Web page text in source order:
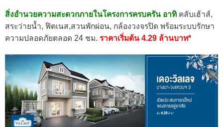
สิ่งอำนวยความสะดวกภายในโครงการครบครัน อาทิ คลับเฮ้าส์,
สระว่ายน้ำ, ฟิตเนส,สวนพักผ่อน, กล้องวงจรปิด พร้อมระบบรักษา
ความปลอดภัยตลอด 24 ชม. ราคาเริ่มต้น 4.29 ล้านบาท*